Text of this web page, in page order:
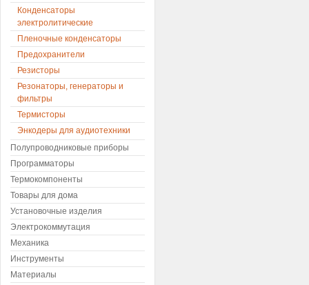
Конденсаторы
электролитические
Пленочные конденсаторы
Предохранители
Резисторы
Резонаторы, генераторы и
фильтры
Термисторы
Энкодеры для аудиотехники
Полупроводниковые приборы
Программаторы
Термокомпоненты
Товары для дома
Установочные изделия
Электрокоммутация
Механика
Инструменты
Материалы